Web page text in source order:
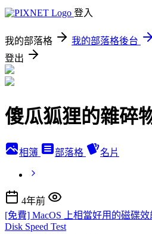
登入
我的部落格 我的部落格後台
登出
傻瓜狐狸的雜碎
相簿 部落格 名片
4年前
[免費] MacOS 上相當好用的磁碟
Disk Speed Test